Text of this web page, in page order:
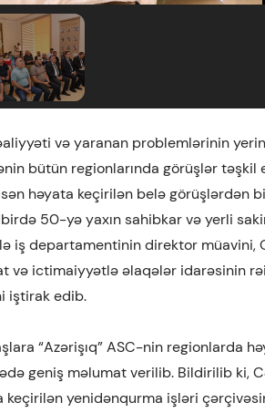
və yaranan problemlərinin
bütün regionlarında görüşlər təşkil
həyata keçirilən belə görüşlərdən
50-yə yaxın sahibkar və yerli
iş departamentinin direktor müavini,
və ictimaiyyətlə əlaqələr idarəsinin
iştirak edib.
“Azərişıq” ASC-nin regionlarda
geniş məlumat verilib. Bildirilib ki,
keçirilən yenidənqurma işləri